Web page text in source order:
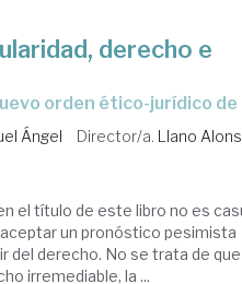
derecho e
orden ético-jurídico de
Ángel Director/a. Llano
el título de este libro no es
un pronóstico pesimista
del derecho. No se trata de que
irremediable, la ...